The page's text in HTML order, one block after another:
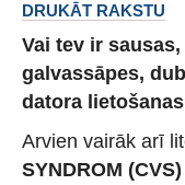
DRUKĀT RAKSTU
Vai tev ir
galvassāpes,
datora
Arvien vairāk arī
SYNDROM (CVS)